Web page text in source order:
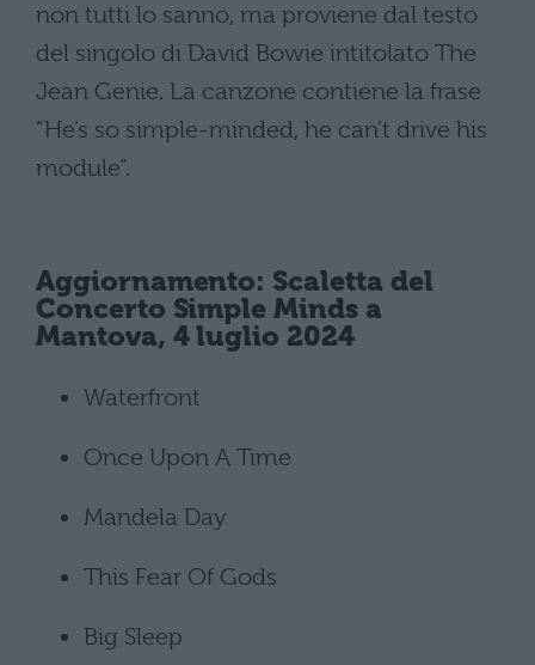
non tutti lo sanno, ma proviene dal testo
del singolo di David Bowie intitolato The
Jean Genie. La canzone contiene la frase
“He’s so simple-minded, he can’t drive his
module”.
Aggiornamento: Scaletta del
Concerto Simple Minds a
Mantova, 4 luglio 2024
Waterfront
Once Upon A Time
Mandela Day
This Fear Of Gods
Big Sleep